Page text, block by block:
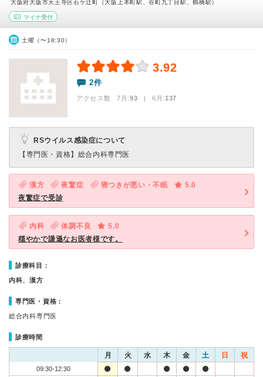
大阪府大阪市天王寺区石ケ辻町（大阪上本町駅、谷町九丁目駅、鶴橋駅）
マイナ受付
土曜（〜18:30）
3.92
2件
アクセス数 7月:93 | 6月:137
RSウイルス感染症について
【専門医・資格】 総合内科専門医
漢方 夜驚症 寝つきが悪い・不眠
5.0
夜驚症で受診
内科 体調不良
5.0
穏やかで謙遜なお医者様です。
診療科目：
内科、漢方
専門医・資格：
総合内科専門医
診療時間
月 火 水 木 金 土 日 祝
09:30-12:30